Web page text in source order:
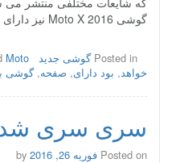
گوشی Moto X 2016 نیز دارای صفحه نمایش نشکن خواهد بود
Posted in گوشی جدید Moto بود
خواهد, بود دارای, صفحه,گوشی
سری سری
Posted on فوریه 26, 2016